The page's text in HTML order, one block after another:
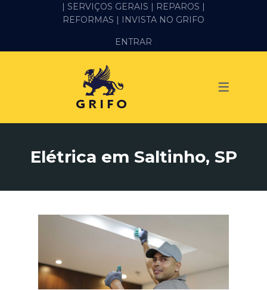
ALVENARIA E PEDREIRO
IMPERMEABILIZAÇÃO
REFORMA
| SERVIÇOS GERAIS | REPAROS |
REFORMAS | INVISTA NO GRIFO
ENTRAR
Elétrica em Saltinho, SP